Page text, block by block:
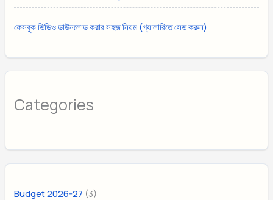
ফেসবুক ভিডিও ডাউনলোড করার সহজ নিয়ম (গ্যালারিতে সেভ করুন)
Categories
Budget 2026-27 (3)